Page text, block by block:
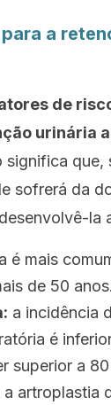
a
de
urinária
significa que,
sofrerá da
la
é mais
de 50 anos.
a incidência
é
superior a
artroplastia